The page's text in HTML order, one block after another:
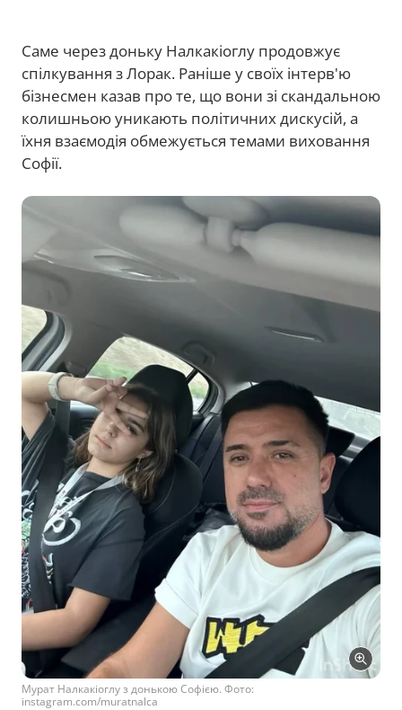
Саме через доньку Налкакіоглу продовжує
спілкування з Лорак. Раніше у своїх інтерв'ю
бізнесмен казав про те, що вони зі скандальною
колишньою уникають політичних дискусій, а
їхня взаємодія обмежується темами виховання
Софії.
Мурат Налкакіоглу з донькою Софією. Фото:
instagram.com/muratnalca